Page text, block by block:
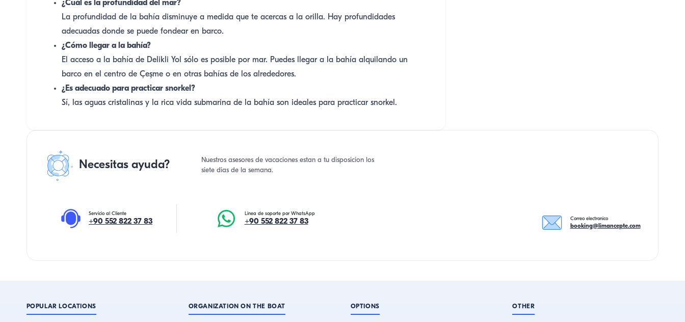
¿Cuál es la profundidad del mar?
La profundidad de la bahía disminuye a medida que te acercas a la orilla. Hay profundidades
adecuadas donde se puede fondear en barco.
¿Cómo llegar a la bahía?
El acceso a la bahía de Delikli Yol sólo es posible por mar. Puedes llegar a la bahía alquilando un
barco en el centro de Çeşme o en otras bahías de los alrededores.
¿Es adecuado para practicar snorkel?
Sí, las aguas cristalinas y la rica vida submarina de la bahía son ideales para practicar snorkel.
Necesitas ayuda?
Nuestros asesores de vacaciones estan a tu disposicion los
siete dias de la semana.
Servicio al Cliente
+90 552 822 37 83
Linea de soporte por WhatsApp
+90 552 822 37 83 Correo electronico
booking@limancepte.com
POPULAR LOCATIONS ORGANIZATION ON THE BOAT OPTIONS OTHER